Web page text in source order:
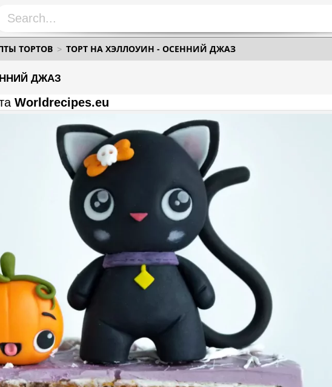
ТОРТОВ ТОРТ НА ХЭЛЛОУИН - ОСЕННИЙ ДЖАЗ
ДЖАЗ
Worldrecipes.eu